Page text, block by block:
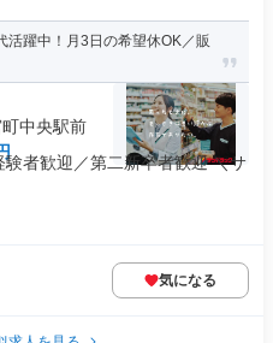
躍中！月3日の希望休OK／販
中央駅前
者歓迎／第二新卒者歓迎 ＼サ
気になる